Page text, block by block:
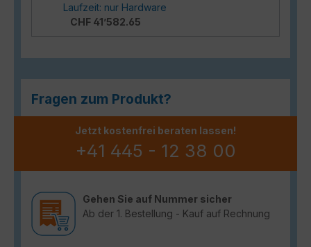
Laufzeit: nur Hardware
CHF 41’582.65
Fragen zum Produkt?
Jetzt kostenfrei beraten lassen!
+41 445 - 12 38 00
Gehen Sie auf Nummer sicher
Ab der 1. Bestellung - Kauf auf Rechnung